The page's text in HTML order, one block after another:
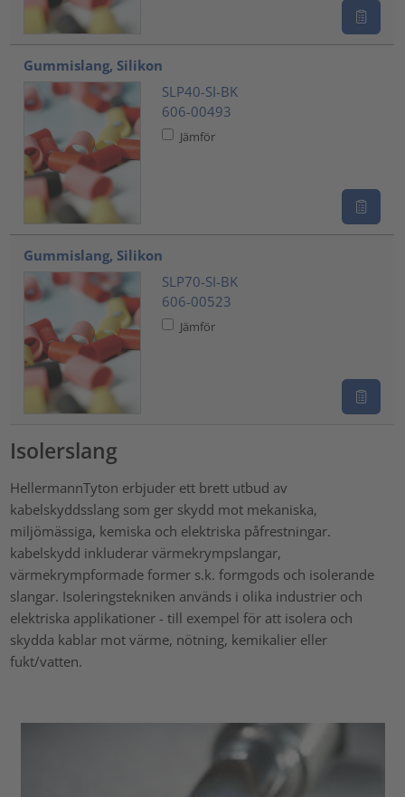
Gummislang, Silikon
SLP40-SI-BK
606-00493
Jämför
Gummislang, Silikon
SLP70-SI-BK
606-00523
Jämför
Isolerslang
HellermannTyton erbjuder ett brett utbud av
kabelskyddsslang som ger skydd mot mekaniska,
miljömässiga, kemiska och elektriska påfrestningar.
kabelskydd inkluderar värmekrympslangar,
värmekrympformade former s.k. formgods och isolerande
slangar. Isoleringstekniken används i olika industrier och
elektriska applikationer - till exempel för att isolera och
skydda kablar mot värme, nötning, kemikalier eller
fukt/vatten.